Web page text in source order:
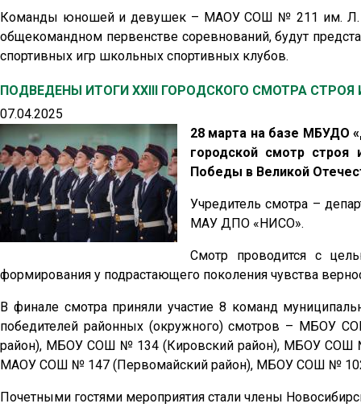
Команды юношей и девушек – МАОУ СОШ № 211 им. Л.
общекомандном первенстве соревнований, будут
спортивных игр школьных спортивных клубов.
ПОДВЕДЕНЫ ИТОГИ XXIII ГОРОДСКОГО СМОТРА СТРОЯ
07.04.2025
28 марта на базе МБУДО
городской смотр
Победы в Великой
Учредитель смотра –
МАУ ДПО «НИСО».
Смотр проводится с
формирования у подрастающего поколения чувства
В финале смотра приняли участие 8 команд
победителей районных (окружного) смотров –
район), МБОУ СОШ № 134 (Кировский район), МБОУ СОШ
МАОУ СОШ № 147 (Первомайский район), МБОУ СОШ №
Почетными гостями мероприятия стали члены